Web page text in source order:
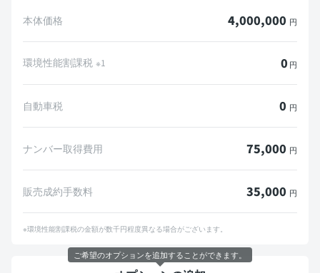
本体価格 4,000,000 円
環境性能割課税 ※1 0 円
自動車税 0 円
ナンバー取得費用 75,000 円
販売成約手数料 35,000 円
※環境性能割課税の金額が数千円程度異なる場合がございます。
ご希望のオプションを追加することができます。